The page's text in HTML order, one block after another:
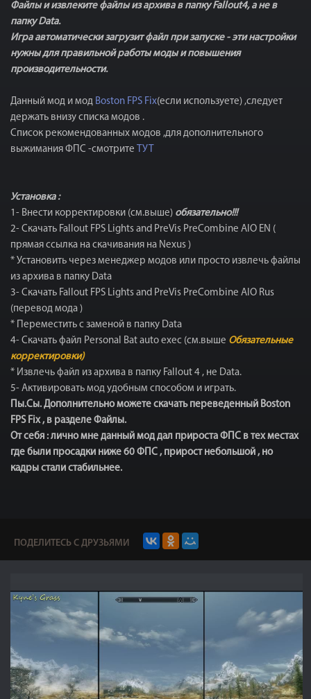
Файлы и извлеките файлы из архива в папку Fallout4, а не в
папку Data.
Игра автоматически загрузит файл при запуске - эти настройки
нужны для правильной работы моды и повышения
производительности.
Данный мод и мод Boston FPS Fix(если используете) ,следует
держать внизу списка модов .
Список рекомендованных модов ,для дополнительного
выжимания ФПС -смотрите ТУТ
Установка :
1- Внести корректировки (см.выше) обязательно!!!
2- Скачать Fallout FPS Lights and PreVis PreCombine AIO EN (
прямая ссылка на скачивания на Nexus )
* Установить через менеджер модов или просто извлечь файлы
из архива в папку Data
3- Скачать Fallout FPS Lights and PreVis PreCombine AIO Rus
(перевод мода )
* Переместить с заменой в папку Data
4- Скачать файл Personal Bat auto exec (см.выше Обязательные
корректировки)
* Извлечь файл из архива в папку Fallout 4 , не Data.
5- Активировать мод удобным способом и играть.
Пы.Сы. Дополнительно можете скачать переведенный Boston
FPS Fix , в разделе Файлы.
От себя : лично мне данный мод дал прироста ФПС в тех местах
где были просадки ниже 60 ФПС , прирост небольшой , но
кадры стали стабильнее.
ПОДЕЛИТЕСЬ С ДРУЗЬЯМИ